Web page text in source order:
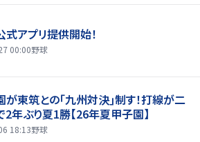
アプリ提供開始！
00:00野球
が東筑との｢九州対決｣制す！打線が二
年ぶり夏1勝【26年夏甲子園】
18:13野球